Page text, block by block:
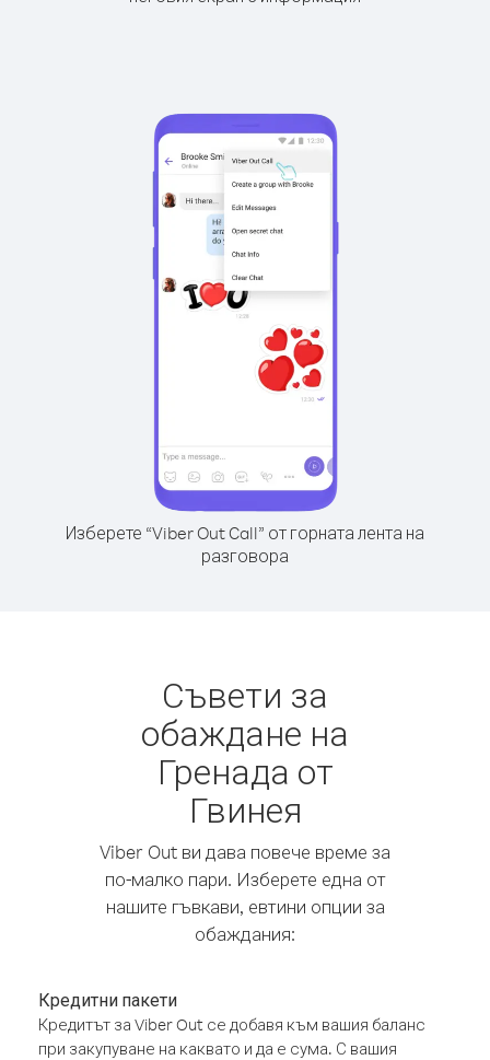
Изберете “Viber Out Call” от горната лента на
разговора
Съвети за
обаждане на
Гренада от
Гвинея
Viber Out ви дава повече време за
по-малко пари. Изберете една от
нашите гъвкави, евтини опции за
обаждания:
Кредитни пакети
Кредитът за Viber Out се добавя към вашия баланс
при закупуване на каквато и да е сума. С вашия